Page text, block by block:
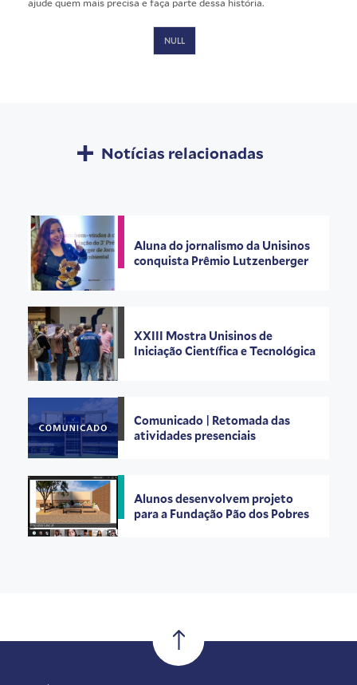
NULL
Notícias relacionadas
Aluna do jornalismo da Unisinos
conquista Prêmio Lutzenberger
XXIII Mostra Unisinos de
Iniciação Científica e Tecnológica
Comunicado | Retomada das
atividades presenciais
Alunos desenvolvem projeto
para a Fundação Pão dos Pobres